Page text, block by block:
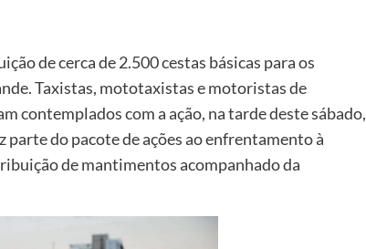
de cerca de 2.500 cestas básicas para os
Taxistas, mototaxistas e motoristas de
contemplados com a ação, na tarde deste sábado,
parte do pacote de ações ao enfrentamento à
de mantimentos acompanhado da